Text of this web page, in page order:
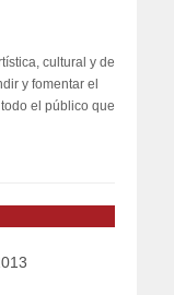
cultural y de
y fomentar el
el público que